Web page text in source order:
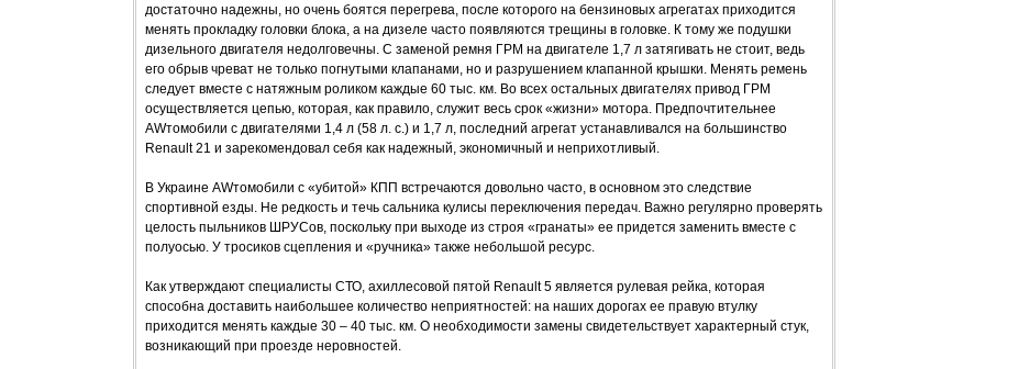
достаточно надежны, но очень боятся перегрева, после которого на бензиновых агрегатах приходится
менять прокладку головки блока, а на дизеле часто появляются трещины в головке. К тому же подушки
дизельного двигателя недолговечны. С заменой ремня ГРМ на двигателе 1,7 л затягивать не стоит, ведь
его обрыв чреват не только погнутыми клапанами, но и разрушением клапанной крышки. Менять ремень
следует вместе с натяжным роликом каждые 60 тыс. км. Во всех остальных двигателях привод ГРМ
осуществляется цепью, которая, как правило, служит весь срок «жизни» мотора. Предпочтительнее
AWтомобили с двигателями 1,4 л (58 л. с.) и 1,7 л, последний агрегат устанавливался на большинство
Renault 21 и зарекомендовал себя как надежный, экономичный и неприхотливый.
В Украине AWтомобили с «убитой» КПП встречаются довольно часто, в основном это следствие
спортивной езды. Не редкость и течь сальника кулисы переключения передач. Важно регулярно проверять
целость пыльников ШРУСов, поскольку при выходе из строя «гранаты» ее придется заменить вместе с
полуосью. У тросиков сцепления и «ручника» также небольшой ресурс.
Как утверждают специалисты СТО, ахиллесовой пятой Renault 5 является рулевая рейка, которая
способна доставить наибольшее количество неприятностей: на наших дорогах ее правую втулку
приходится менять каждые 30 – 40 тыс. км. О необходимости замены свидетельствует характерный стук,
возникающий при проезде неровностей.